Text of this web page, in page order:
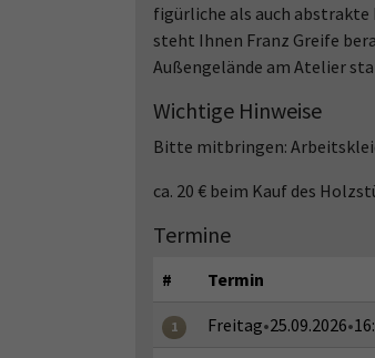
figürliche als auch
steht Ihnen Franz Greife
Außengelände am Atelier
Wichtige Hinweise
Bitte mitbringen:
ca. 20 € beim Kauf des
Termine
# Termin
1 Freitag•25.09.2026•